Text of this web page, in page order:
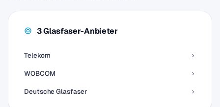
3 Glasfaser-Anbieter
Telekom
WOBCOM
Deutsche Glasfaser